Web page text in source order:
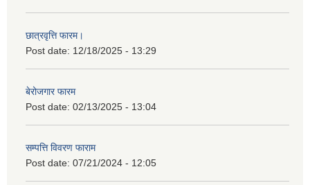
छात्रवृत्ति फारम।
Post date: 12/18/2025 - 13:29
बेरोजगार फारम
Post date: 02/13/2025 - 13:04
सम्पत्ति विवरण फाराम
Post date: 07/21/2024 - 12:05